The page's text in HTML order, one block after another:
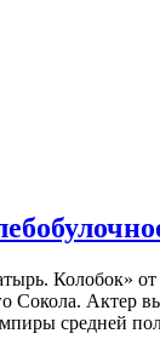
Колобок»
Актер
средней